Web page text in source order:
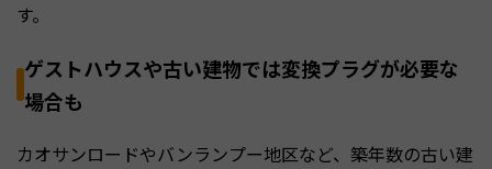
す。
ゲストハウスや古い建物では変換プラグが必要な
場合も
カオサンロードやバンランプー地区など、築年数の古い建